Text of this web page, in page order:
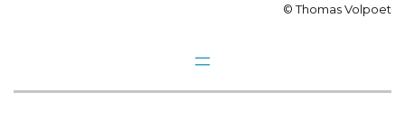
© Thomas Volpoet